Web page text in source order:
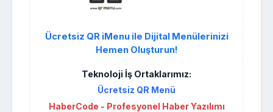
Ücretsiz QR iMenu ile Dijital Menülerinizi
Hemen Oluşturun!
Teknoloji İş Ortaklarımız:
Ücretsiz QR Menü
HaberCode - Profesyonel Haber Yazılımı